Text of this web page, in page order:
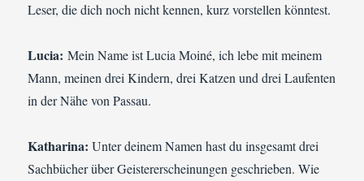
Leser, die dich noch nicht kennen, kurz vorstellen könntest.
Lucia:Mein Name ist Lucia Moiné, ich lebe mit meinem
Mann, meinen drei Kindern, drei Katzen und drei Laufenten
in der Nähe von Passau.
Katharina: Unter deinem Namen hast du insgesamt drei
Sachbücher über Geistererscheinungen geschrieben. Wie